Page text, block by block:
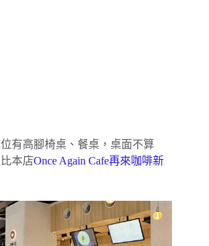
有高腳椅桌、餐桌，桌面不算
本店Once Again Cafe再來咖啡新